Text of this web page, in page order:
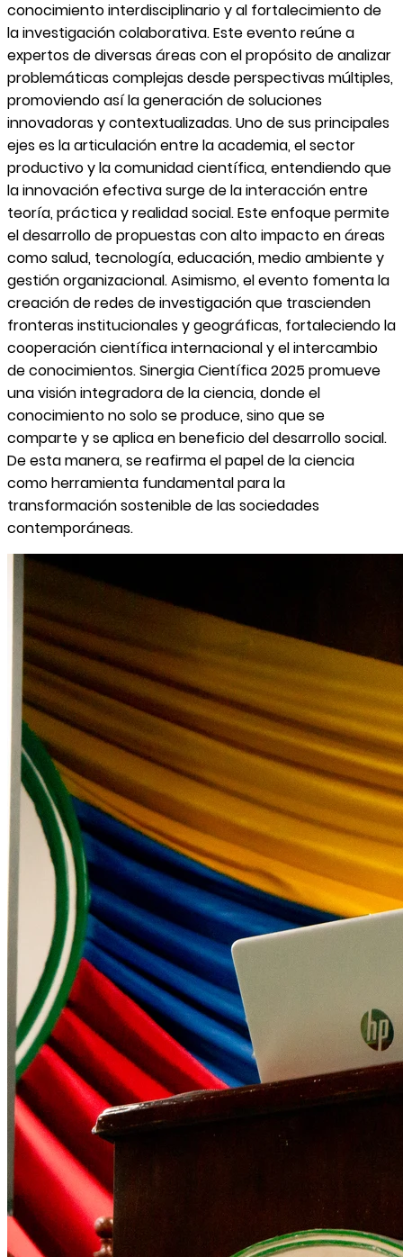
conocimiento interdisciplinario y al fortalecimiento de
la investigación colaborativa. Este evento reúne a
expertos de diversas áreas con el propósito de analizar
problemáticas complejas desde perspectivas múltiples,
promoviendo así la generación de soluciones
innovadoras y contextualizadas. Uno de sus principales
ejes es la articulación entre la academia, el sector
productivo y la comunidad científica, entendiendo que
la innovación efectiva surge de la interacción entre
teoría, práctica y realidad social. Este enfoque permite
el desarrollo de propuestas con alto impacto en áreas
como salud, tecnología, educación, medio ambiente y
gestión organizacional. Asimismo, el evento fomenta la
creación de redes de investigación que trascienden
fronteras institucionales y geográficas, fortaleciendo la
cooperación científica internacional y el intercambio
de conocimientos. Sinergia Científica 2025 promueve
una visión integradora de la ciencia, donde el
conocimiento no solo se produce, sino que se
comparte y se aplica en beneficio del desarrollo social.
De esta manera, se reafirma el papel de la ciencia
como herramienta fundamental para la
transformación sostenible de las sociedades
contemporáneas.